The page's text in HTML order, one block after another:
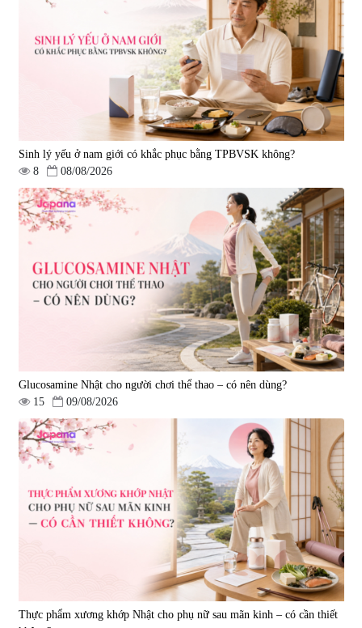
sinh lý nam Fujina Monster Shot
880.000 đ
sức khỏe Yangmiwa NMN 60
viên
|42.588
5.500.000 đ
Viên uống phòng ngừa đột quỵ,
tai biến Nattokinase Nano
Premium 120 viên
2.290.000 đ
Sinh lý yếu ở nam giới có khắc phục bằng TPBVSK không?
8
08/08/2026
Glucosamine Nhật cho người chơi thể thao – có nên dùng?
15
09/08/2026
Thực phẩm xương khớp Nhật cho phụ nữ sau mãn kinh – có cần thiết